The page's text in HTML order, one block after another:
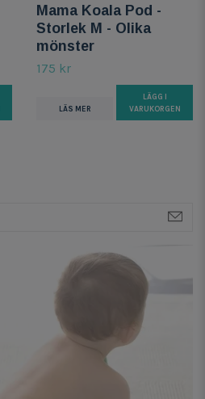
Mama Koala Pod -
Storlek M - Olika
mönster
175 kr
LÄS MER
LÄGG I
VARUKORGEN